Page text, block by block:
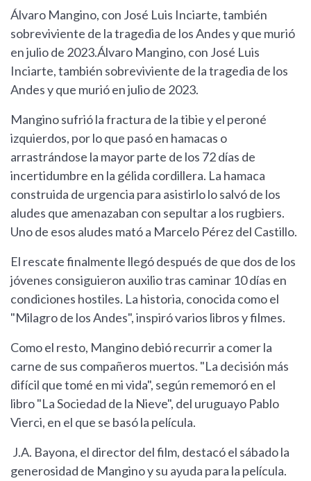
Álvaro Mangino, con José Luis Inciarte, también
sobreviviente de la tragedia de los Andes y que murió
en julio de 2023.Álvaro Mangino, con José Luis
Inciarte, también sobreviviente de la tragedia de los
Andes y que murió en julio de 2023.
Mangino sufrió la fractura de la tibie y el peroné
izquierdos, por lo que pasó en hamacas o
arrastrándose la mayor parte de los 72 días de
incertidumbre en la gélida cordillera. La hamaca
construida de urgencia para asistirlo lo salvó de los
aludes que amenazaban con sepultar a los rugbiers.
Uno de esos aludes mató a Marcelo Pérez del Castillo.
El rescate finalmente llegó después de que dos de los
jóvenes consiguieron auxilio tras caminar 10 días en
condiciones hostiles. La historia, conocida como el
"Milagro de los Andes", inspiró varios libros y filmes.
Como el resto, Mangino debió recurrir a comer la
carne de sus compañeros muertos. "La decisión más
difícil que tomé en mi vida", según rememoró en el
libro "La Sociedad de la Nieve", del uruguayo Pablo
Vierci, en el que se basó la película.
J.A. Bayona, el director del film, destacó el sábado la
generosidad de Mangino y su ayuda para la película.